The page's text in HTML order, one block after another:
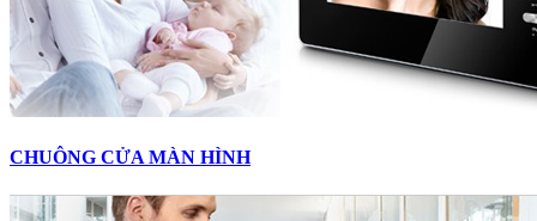
CHUÔNG CỬA MÀN HÌNH